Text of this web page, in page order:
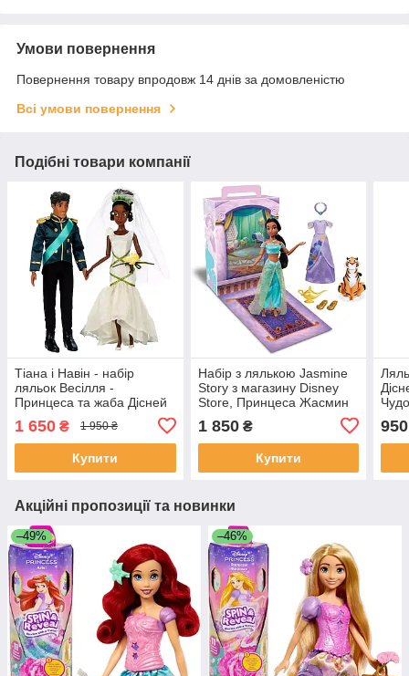
Умови повернення
Повернення товару впродовж 14 днів за домовленістю
Всі умови повернення
Подібні товари компанії
Тіана і Навін - набір
ляльок Весілля -
Принцеса та жаба Дісней
1 650 ₴ 1 950 ₴
Купити
Набір з лялькою Jasmine
Story з магазину Disney
Store, Принцеса Жасмин
1 850₴
Купити
for
950
Акційні пропозиції та новинки
–49% –46%